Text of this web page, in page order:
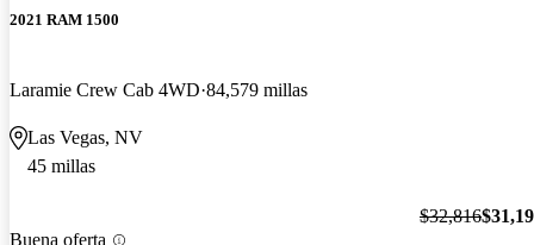
2021 RAM 1500
Laramie Crew Cab 4WD 84,579 millas
Las Vegas, NV
45 millas
Buena oferta
$32,816